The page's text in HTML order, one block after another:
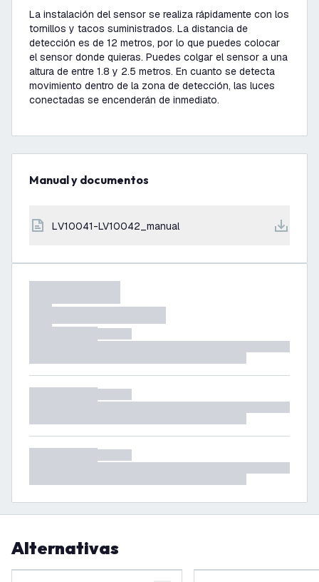
La instalación del sensor se realiza rápidamente con los
tornillos y tacos suministrados. La distancia de
detección es de 12 metros, por lo que puedes colocar
el sensor donde quieras. Puedes colgar el sensor a una
altura de entre 1.8 y 2.5 metros. En cuanto se detecta
movimiento dentro de la zona de detección, las luces
conectadas se encenderán de inmediato.
Manual y documentos
LV10041-LV10042_manual
Alternativas